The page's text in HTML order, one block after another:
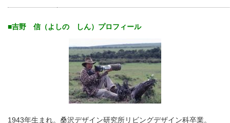
■吉野 信（よしの しん）プロフィール
1943年生まれ。桑沢デザイン研究所リビングデザイン科卒業。